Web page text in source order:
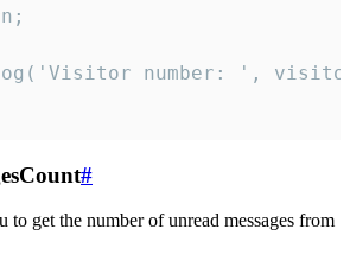
number: ',
#
to get the number of unread messages from